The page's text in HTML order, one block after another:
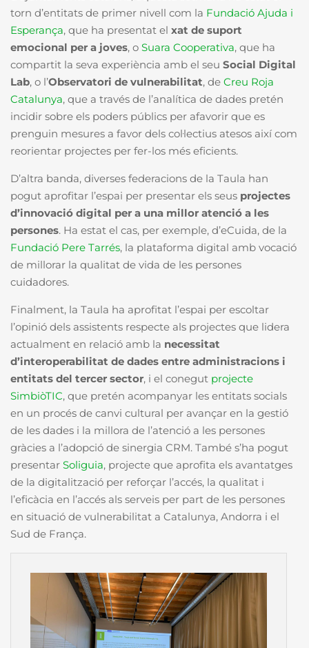
torn d’entitats de primer nivell com la Fundació Ajuda i
Esperança, que ha presentat el xat de suport
emocional per a joves, o Suara Cooperativa, que ha
compartit la seva experiència amb el seu Social Digital
Lab, o l’Observatori de vulnerabilitat, de Creu Roja
Catalunya, que a través de l’analítica de dades pretén
incidir sobre els poders públics per afavorir que es
prenguin mesures a favor dels col·lectius atesos així com
reorientar projectes per fer-los més eficients.
D’altra banda, diverses federacions de la Taula han
pogut aprofitar l’espai per presentar els seus projectes
d’innovació digital per a una millor atenció a les
persones. Ha estat el cas, per exemple, d’eCuida, de la
Fundació Pere Tarrés, la plataforma digital amb vocació
de millorar la qualitat de vida de les persones
cuidadores.
Finalment, la Taula ha aprofitat l’espai per escoltar
l’opinió dels assistents respecte als projectes que lidera
actualment en relació amb la necessitat
d’interoperabilitat de dades entre administracions i
entitats del tercer sector, i el conegut projecte
SimbiòTIC, que pretén acompanyar les entitats socials
en un procés de canvi cultural per avançar en la gestió
de les dades i la millora de l’atenció a les persones
gràcies a l’adopció de sinergia CRM. També s’ha pogut
presentar Soliguia, projecte que aprofita els avantatges
de la digitalització per reforçar l’accés, la qualitat i
l’eficàcia en l’accés als serveis per part de les persones
en situació de vulnerabilitat a Catalunya, Andorra i el
Sud de França.